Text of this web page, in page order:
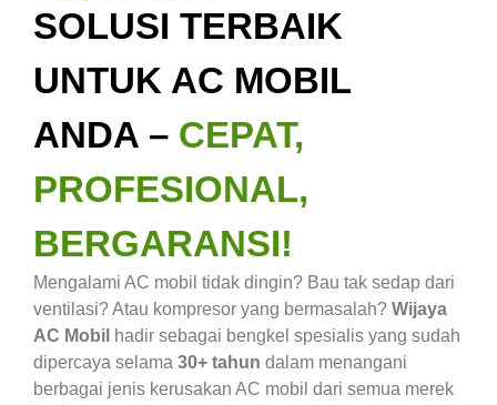
SOLUSI TERBAIK
UNTUK AC MOBIL
ANDA – CEPAT,
PROFESIONAL,
BERGARANSI!
Mengalami AC mobil tidak dingin? Bau tak sedap dari
ventilasi? Atau kompresor yang bermasalah? Wijaya
AC Mobil hadir sebagai bengkel spesialis yang sudah
dipercaya selama 30+ tahun dalam menangani
berbagai jenis kerusakan AC mobil dari semua merek